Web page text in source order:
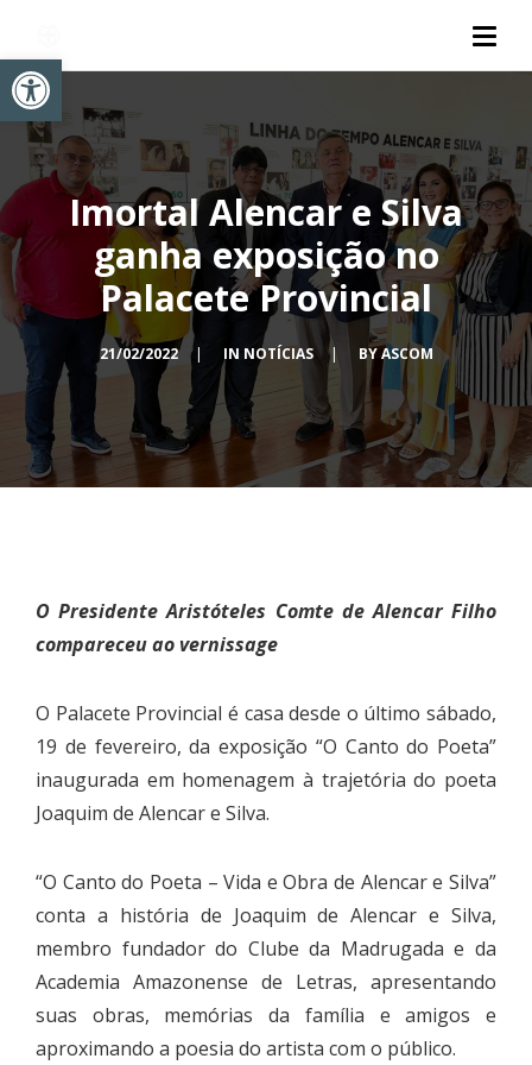
Abrir a barra de ferramentas
Imortal Alencar e Silva
ganha exposição no
Palacete Provincial
21/02/2022 | IN NOTÍCIAS | BYASCOM
O Presidente Aristóteles Comte de Alencar Filho
compareceu ao vernissage
O Palacete Provincial é casa desde o último sábado,
19 de fevereiro, da exposição “O Canto do Poeta”
inaugurada em homenagem à trajetória do poeta
Joaquim de Alencar e Silva.
“O Canto do Poeta – Vida e Obra de Alencar e Silva”
conta a história de Joaquim de Alencar e Silva,
membro fundador do Clube da Madrugada e da
Academia Amazonense de Letras, apresentando
suas obras, memórias da família e amigos e
aproximando a poesia do artista com o público.